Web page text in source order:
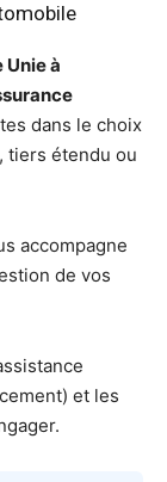
Unie à
dans le choix
tiers étendu ou
accompagne
de vos
et les